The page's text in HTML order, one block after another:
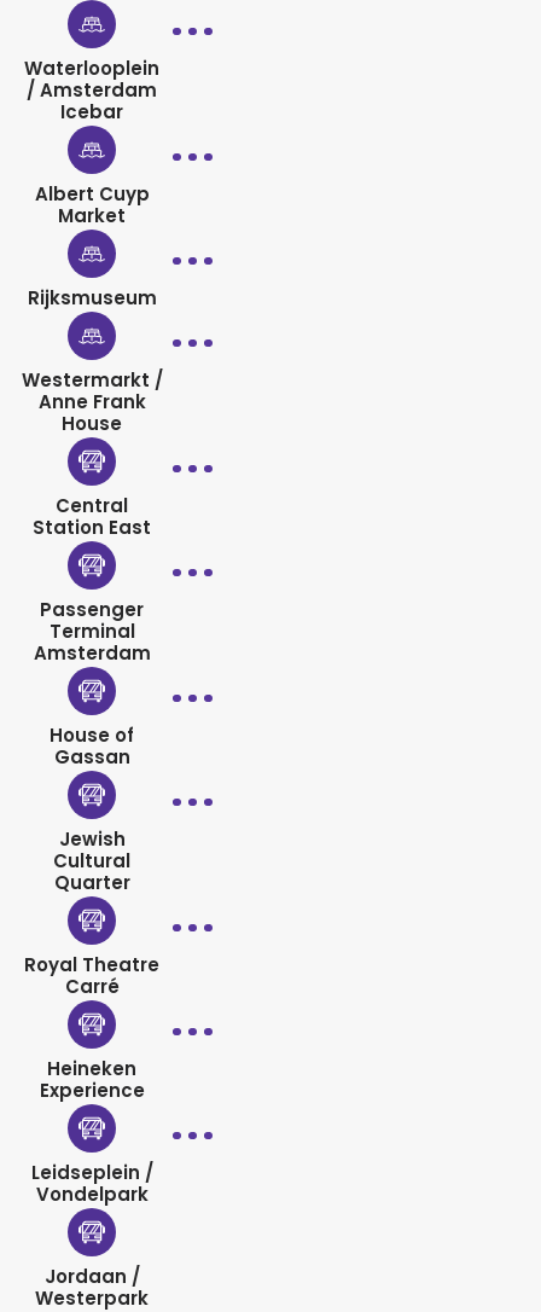
Waterlooplein
/ Amsterdam
Icebar
Albert Cuyp
Market
Rijksmuseum
Westermarkt /
Anne Frank
House
Central
Station East
Passenger
Terminal
Amsterdam
House of
Gassan
Jewish
Cultural
Quarter
Royal Theatre
Carré
Heineken
Experience
Leidseplein /
Vondelpark
Jordaan /
Westerpark